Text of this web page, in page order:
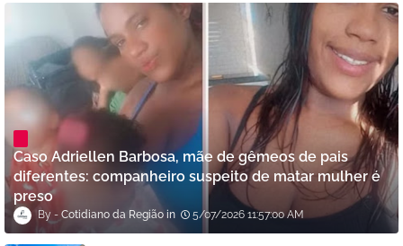
Caso Adriellen Barbosa, mãe de gêmeos de pais
diferentes: companheiro suspeito de matar mulher é
preso
Cotidiano da Região 5/07/2026 11:57:00 AM